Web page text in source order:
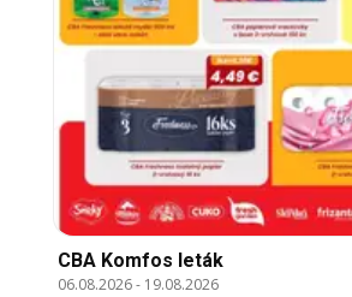
CBA Komfos leták
06.08.2026- 19.08.2026